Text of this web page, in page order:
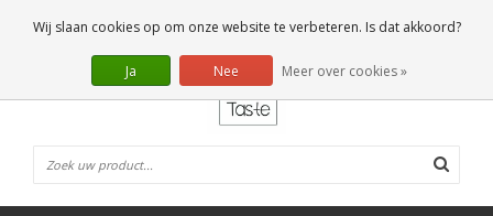
0 Artikelen
NL
Wij slaan cookies op om onze website te verbeteren. Is dat akkoord?
Ja Nee Meer over cookies »